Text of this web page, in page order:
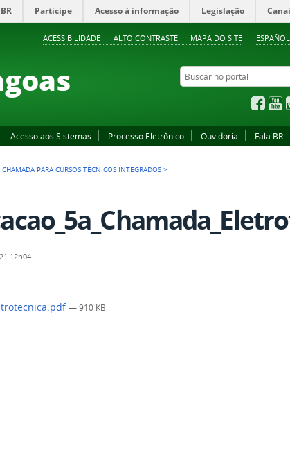
ESPAÑOL
ACESSIBILIDADE ALTO CONTRASTE MAPA DO SITE
Participe Acesso à informação Legislação
Buscar no portal
Acesso aos Sistemas Processo Eletrônico Ouvidoria Fala.BR
PARA CURSOS TÉCNICOS INTEGRADOS >
12h04
— 910 KB